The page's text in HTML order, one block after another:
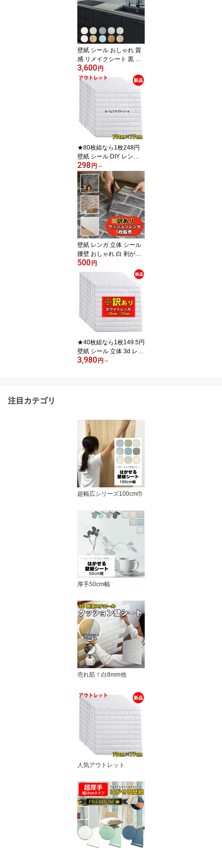
モルタル 床 石目調 イン
ダストリアル 質感 張り
替え 自分で 壁紙の上か
ら貼れる 部屋 キッチン
洗面所 トイレ リビング
防水
壁紙 シール おしゃれ 質
感 リメイクシート 黒 キ
ッチン 木目 はがせる 壁
紙シート 北欧 レンガ 柄
無地 コンクリート 部屋
ウォールステッカー DIY
床 グレー 剥がせる壁紙
カッティングシート 扉
ドア 壁紙シール 壁紙の
上から貼れる インテリア
シート 防水 リアル 厚手
3,600 円
★80枚組なら1枚248円
壁紙 シール DIY レンガ
立体 白 3d レンガ調 シー
ルタイプ 賃貸OK 防水 剥
がせる クッションシート
壁 子供部屋 壁紙の上か
ら貼れる シート 壁紙シ
ール 北欧 クッションレ
ンガ 簡単 クッションブ
リック 張り替え 自分で 7
0cm×77cm
298 円 ～
壁紙 レンガ 立体 シール
腰壁 おしゃれ 白 剥がせ
る クッションブリック 3
d リアル 壁紙の上から貼
れる シート はがせる DI
Y ブラック 賃貸 黒 レン
ガ調 シール壁紙 北欧 ク
ッションシート 壁 クッ
ションレンガ 洗面所 ト
イレ 部屋 防水 防カビ 1
500 円
★40枚組なら1枚149.5円
壁紙 シール 立体 3d レン
ガ 白 DIY ホワイト 腰壁
張り替え 自分で 70cm×7
7cm
3,980 円 ～
注目カテゴリ
超幅広シリーズ100cm巾
厚手50cm幅
売れ筋！白8mm他
人気アウトレット